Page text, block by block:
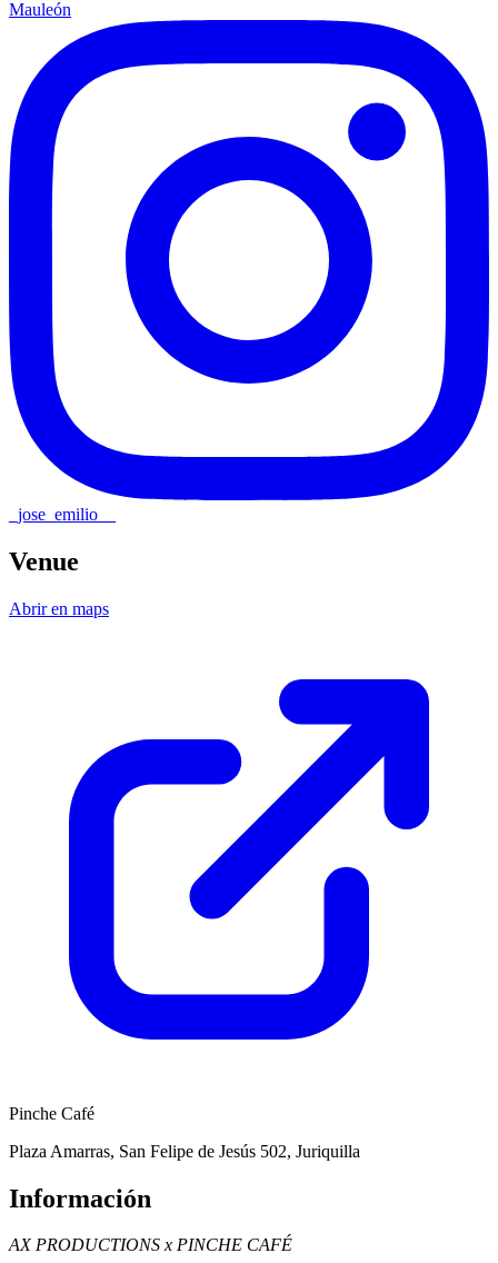
Mauleón
_jose_emilio__
Venue
Abrir en maps
Pinche Café
Plaza Amarras, San Felipe de Jesús 502, Juriquilla
Información
AX PRODUCTIONS x PINCHE CAFÉ